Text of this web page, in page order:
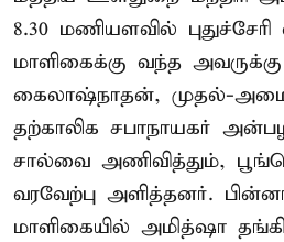
8.30 மணியளவில்
மாளிகைக்கு வந்த
கைலாஷ்நாதன், முதல்-
தற்காலிக சபாநாயகர்
சால்வை அணிவித்தும்,
வரவேற்பு அளித்தனர்.
மாளிகையில் அமித்ஷா